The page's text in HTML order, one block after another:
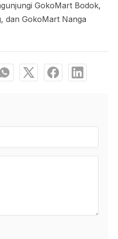
GokoMart Bodok,
dan GokoMart Nanga